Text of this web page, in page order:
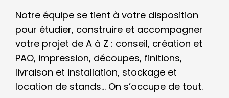
Notre équipe se tient à votre disposition
pour étudier, construire et accompagner
votre projet de A à Z : conseil, création et
PAO, impression, découpes, finitions,
livraison et installation, stockage et
location de stands… On s’occupe de tout.